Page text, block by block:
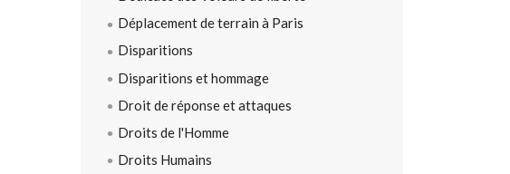
Déplacement de terrain à Paris
Disparitions
Disparitions et hommage
Droit de réponse et attaques
Droits de l'Homme
Droits Humains